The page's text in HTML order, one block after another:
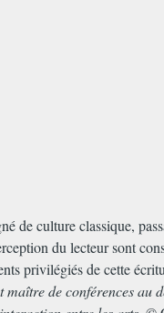
de culture classique,
du lecteur sont
privilégiés de cette
maître de conférences au